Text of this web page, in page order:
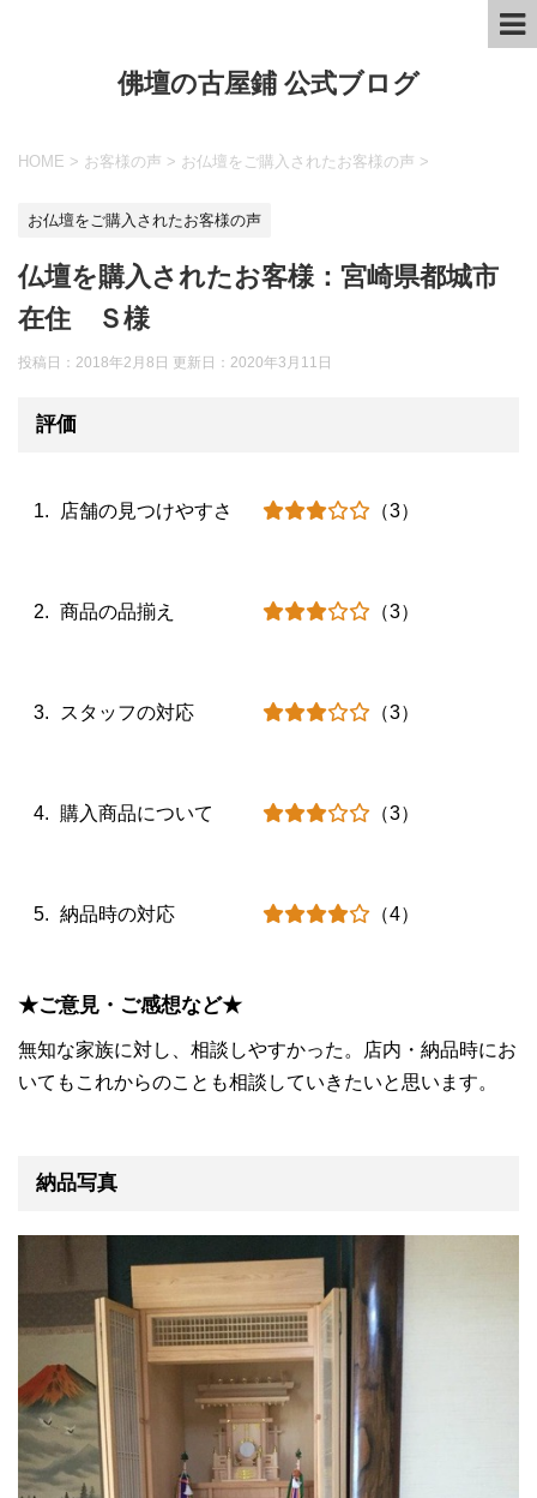
佛壇の古屋鋪 公式ブログ
HOME > お客様の声 > お仏壇をご購入されたお客様の声 >
お仏壇をご購入されたお客様の声
仏壇を購入されたお客様：宮崎県都城市
在住 Ｓ様
投稿日：2018年2月8日 更新日： 2020年3月11日
評価
店舗の見つけやすさ （3）
商品の品揃え （3）
スタッフの対応 （3）
購入商品について （3）
納品時の対応 （4）
★ご意見・ご感想など★
無知な家族に対し、相談しやすかった。
店内・納品時にお
いてもこれからのことも相談していきたいと思います。
納品写真